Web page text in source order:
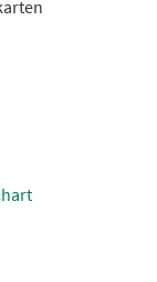
2500 m